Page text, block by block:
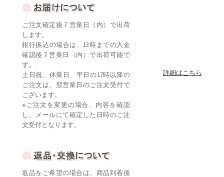
ご注文確定後７営業日（内）で出荷
します。
銀行振込の場合は、13時までの入金
確認後７営業日（内）で出荷可能で
す。
土日祝、休業日、平日の17時以降の
ご注文は、翌営業日のご注文受付で
ございます。
※ご注文を変更の場合、内容を確認
し、メールにて確定した日時のご注
文受付となります。
詳細はこちら
返品をご希望の場合は、商品到着後